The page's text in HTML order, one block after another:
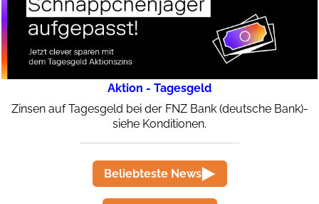
Aktion - Tagesgeld
Zinsen auf Tagesgeld bei der FNZ Bank (deutsche Bank)-
siehe Konditionen.
Beliebteste News